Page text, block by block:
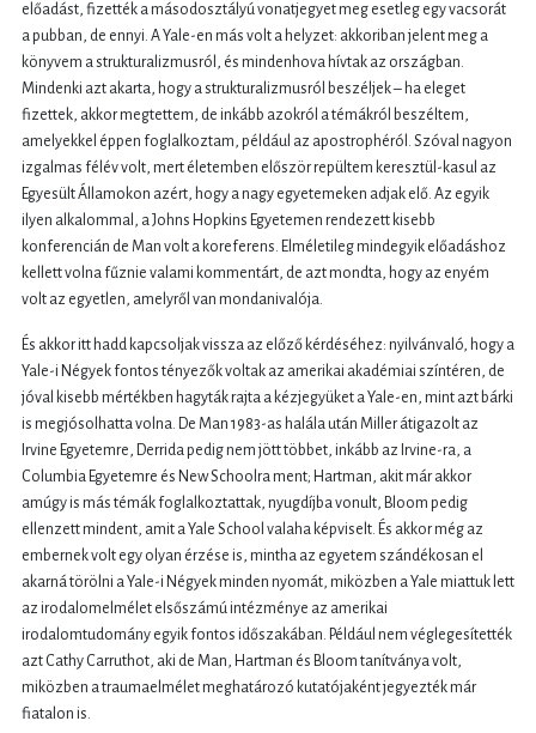
előadást, fizették a másodosztályú vonatjegyet meg esetleg egy vacsorát
a pubban, de ennyi. A Yale-en más volt a helyzet: akkoriban jelent meg a
könyvem a strukturalizmusról, és mindenhova hívtak az országban.
Mindenki azt akarta, hogy a strukturalizmusról beszéljek – ha eleget
fizettek, akkor megtettem, de inkább azokról a témákról beszéltem,
amelyekkel éppen foglalkoztam, például az apostrophéról. Szóval nagyon
izgalmas félév volt, mert életemben először repültem keresztül-kasul az
Egyesült Államokon azért, hogy a nagy egyetemeken adjak elő. Az egyik
ilyen alkalommal, a Johns Hopkins Egyetemen rendezett kisebb
konferencián de Man volt a koreferens. Elméletileg mindegyik előadáshoz
kellett volna fűznie valami kommentárt, de azt mondta, hogy az enyém
volt az egyetlen, amelyről van mondanivalója.
És akkor itt hadd kapcsoljak vissza az előző kérdéséhez: nyilvánvaló, hogy a
Yale-i Négyek fontos tényezők voltak az amerikai akadémiai színtéren, de
jóval kisebb mértékben hagyták rajta a kézjegyüket a Yale-en, mint azt bárki
is megjósolhatta volna. De Man 1983-as halála után Miller átigazolt az
Irvine Egyetemre, Derrida pedig nem jött többet, inkább az Irvine-ra, a
Columbia Egyetemre és New Schoolra ment; Hartman, akit már akkor
amúgy is más témák foglalkoztattak, nyugdíjba vonult, Bloom pedig
ellenzett mindent, amit a Yale School valaha képviselt. És akkor még az
embernek volt egy olyan érzése is, mintha az egyetem szándékosan el
akarná törölni a Yale-i Négyek minden nyomát, miközben a Yale miattuk lett
az irodalomelmélet elsőszámú intézménye az amerikai
irodalomtudomány egyik fontos időszakában. Például nem véglegesítették
azt Cathy Carruthot, aki de Man, Hartman és Bloom tanítványa volt,
miközben a traumaelmélet meghatározó kutatójaként jegyezték már
fiatalon is.